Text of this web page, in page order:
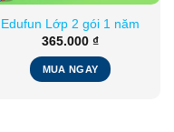
Edufun Lớp 2 gói 1 năm
365.000 ₫
MUA NGAY